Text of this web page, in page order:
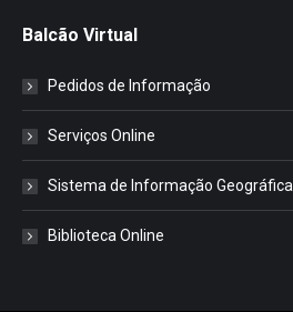
Balcão Virtual
Pedidos de Informação
Serviços Online
Sistema de Informação Geográfica
Biblioteca Online